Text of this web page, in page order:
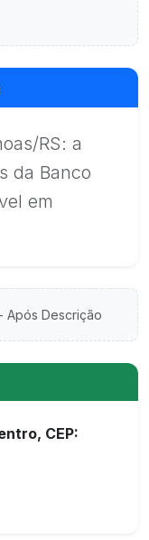
RS: a
da Banco
em
Após Descrição
CEP: